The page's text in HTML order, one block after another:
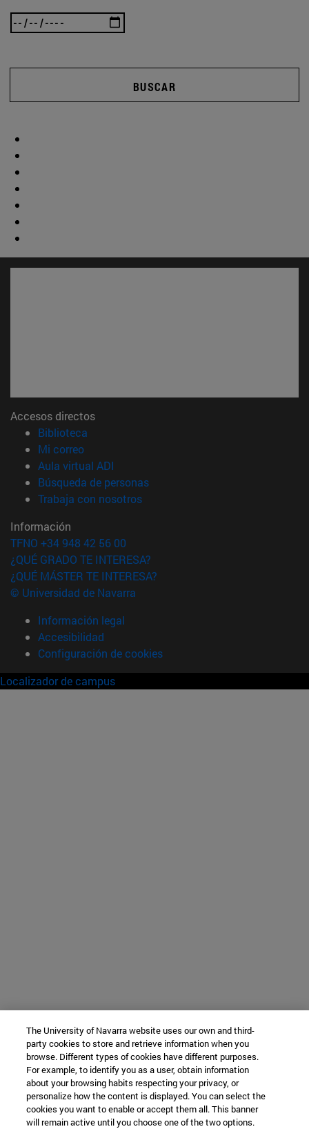
BUSCAR
Accesos directos
Biblioteca
Mi correo(abre en nueva ventana)
Aula virtual ADI
Búsqueda de personas(abre en nueva ventana)
Trabaja con nosotros(abre en nueva ventana)
Información
TFNO +34 948 42 56 00
¿QUÉ GRADO TE INTERESA?
¿QUÉ MÁSTER TE INTERESA?
© Universidad de Navarra
Información legal
Accesibilidad
Configuración de cookies
Localizador de campus
The University of Navarra website uses our own and third-
party cookies to store and retrieve information when you
browse. Different types of cookies have different purposes.
For example, to identify you as a user, obtain information
about your browsing habits respecting your privacy, or
personalize how the content is displayed. You can select the
cookies you want to enable or accept them all. This banner
will remain active until you choose one of the two options.